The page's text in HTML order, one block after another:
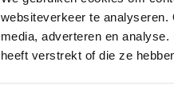
websiteverkeer te
media, adverteren en
heeft verstrekt of die ze
ART000250
10 mm x 3100 x